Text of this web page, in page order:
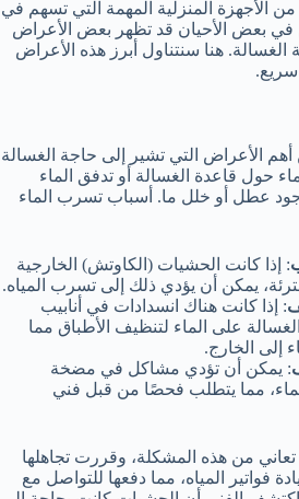
الأجهزة المنزلية المهمة التي تسهم في
في بعض الأحيان قد تظهر بعض الأعراض
هنا سنتناول أبرز هذه الأعراض
سريع.
الأعراض التي تشير إلى حاجة الغسالة
حول قاعدة الغسالة أو تدفق الماء
عطل أو خلل ما. أسباب تسرب الماء
: إذا كانت الحشيات (الكاوتش) الخارجية
يمكن أن يؤدي ذلك إلى تسرب المياه.
: إذا كانت هناك انسدادات في أنابيب
على الماء لتنظيف الأطباق مما
إلى الخارج.
: يمكن أن تؤدي مشاكل في مضخة
مما يتطلب فحصًا من قبل فني
من هذه المشكلة، وقررت تجاهلها
فواتير المياه، مما دفعها للتواصل مع